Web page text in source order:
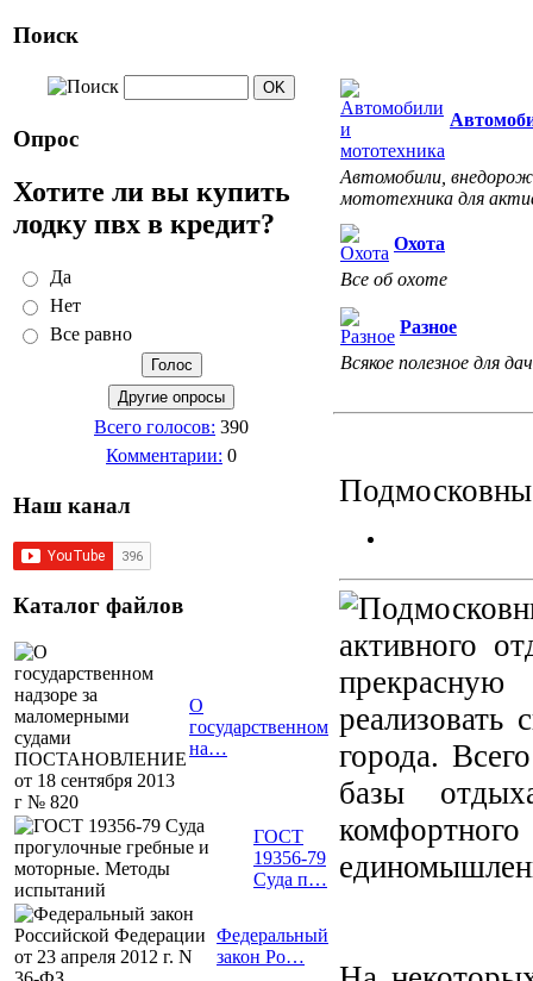
Поиск
Опрос
Хотите ли вы купить
лодку пвх в кредит?
Да
Нет
Все равно
Всего голосов: 390
Комментарии: 0
Наш канал
Каталог файлов
О
государственном
на…
ГОСТ
19356-79
Суда п…
Федеральный
закон Ро…
Автомобили,
мототехника для
Охота
Все об охоте
Разное
Всякое полезное для
активного
реализовать
города.
базы